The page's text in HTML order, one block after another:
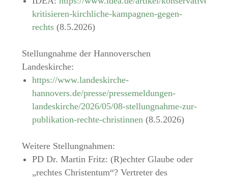
kritisieren-kirchliche-kampagnen-gegen-
rechts(8.5.2026)
Stellungnahme der Hannoverschen
Landeskirche:
https://www.landeskirche-
hannovers.de/presse/pressemeldungen-
landeskirche/2026/05/08-stellungnahme-zur-
publikation-rechte-christinnen(8.5.2026)
Weitere Stellungnahmen:
PD Dr. Martin Fritz: (R)echter Glaube oder
„rechtes Christentum“? Vertreter des